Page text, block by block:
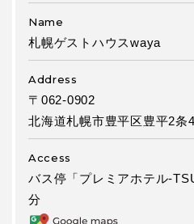
Name
札幌ゲストハウスwaya
Address
〒062-0902
北海道札幌市豊平区豊平2条
Access
バス停「プレミアホテル-
分